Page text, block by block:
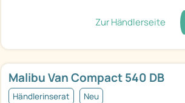
Zur Händlerseite
Malibu Van Compact 540 DB
Händlerinserat Neu